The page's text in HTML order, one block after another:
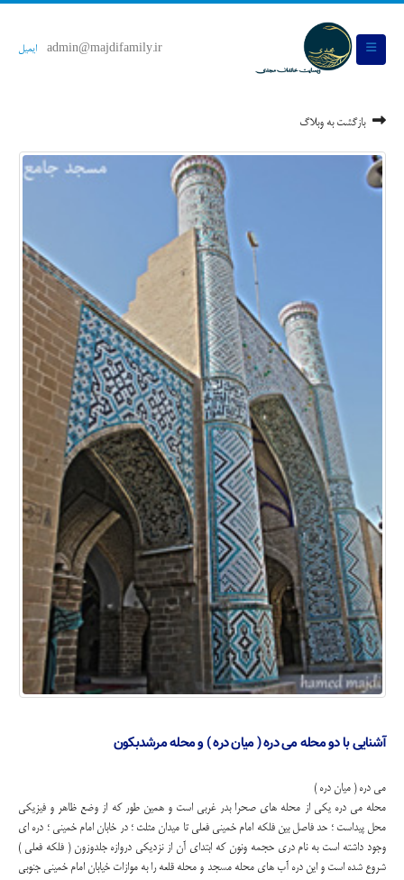
admin@majdifamily.ir ایمیل
بازگشت به وبلاگ
آشنایی با دو محله می دره ( میان دره ) و محله مرشدبکون
می دره ( میان دره )
محله می دره یکی از محله های صحرا بدر غربی است و همین طور که از وضع ظاهر و فیزیکی
محل پیداست ؛ حد فاصل بین فلکه امام خمینی فعلی تا میدان مثلث ؛ در خابان امام خمینی ؛ دره ای
وجود داشته است به نام دری حجمه ونون که ابتدای آن از نزدیکی دروازه جلدوزون ( فلکه فعلی )
شروع شده است و این دره آب های محله مسجد و محله قلعه را به موازات خیابان امام خمینی جنوبی